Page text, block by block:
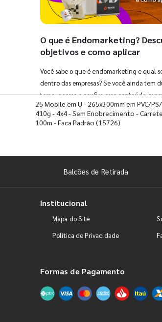
O que é Endomarketing?
objetivos e como aplicar
Você sabe o que é endomarketing e qual
dentro das empresas? Se você ainda tem
tema, acesse e confira esse conteúdo
25 Mobile em U - 265x300mm em PVC/
410g - 4x4 - Sem Enobrecimento -
100m - Faca Padrão (15726)
Balcões de Retirada
Institucional
Mapa do Site
Política de Privacidade
Formas de Pagamento